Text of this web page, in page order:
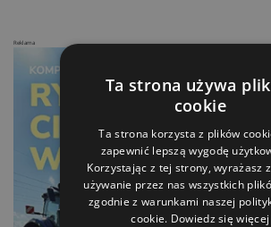
Reklama
Ta strona używa
cookie
Ta strona korzysta z plików
zapewnić lepszą wygodę
Korzystając z tej strony, wyrażasz
używanie przez nas wszystkich
zgodnie z warunkami naszej
cookie. Dowiedz się więcej